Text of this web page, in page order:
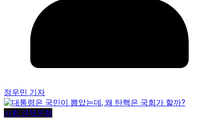
정우민 기자
사회·경제문화